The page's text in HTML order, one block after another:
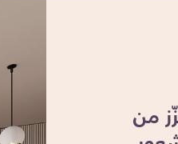
من